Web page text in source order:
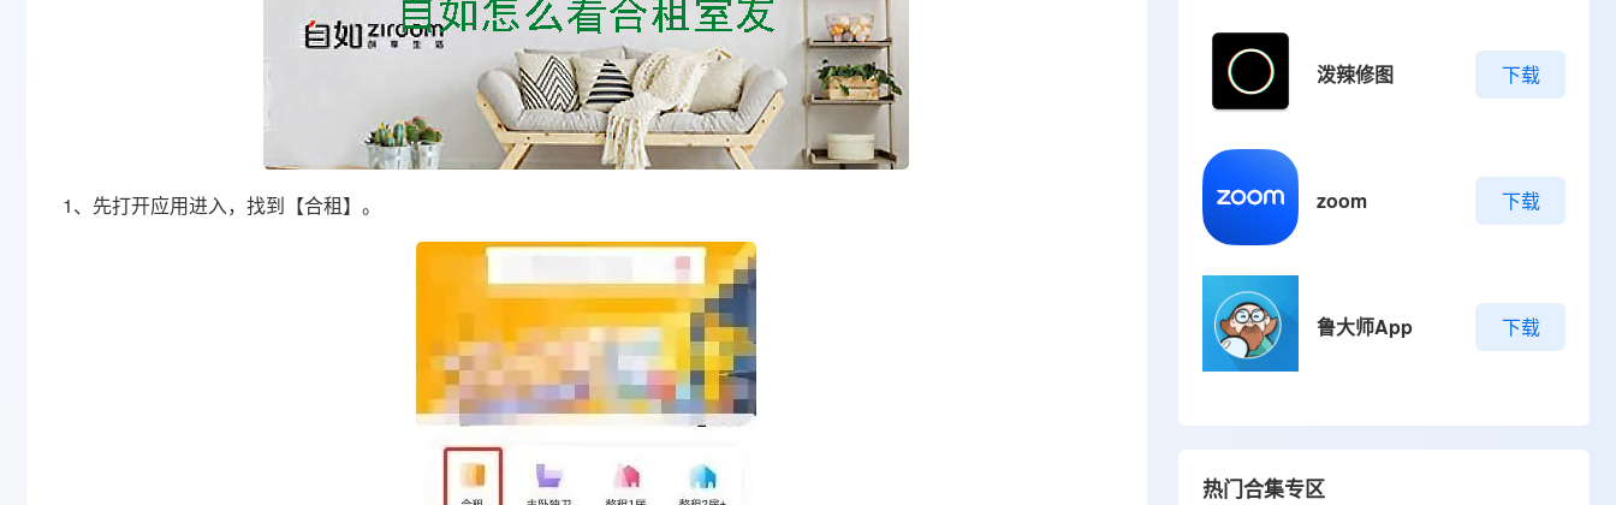
1、先打开应用进入，找到【合租】。
泼辣修图 下载
zoom 下载
鲁大师App 下载
热门合集专区